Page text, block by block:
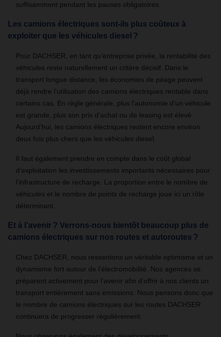
suffisamment pendant les pauses obligatoires.
Les camions électriques sont-ils plus coûteux à
exploiter que les véhicules diesel ?
Pour DACHSER, en tant qu’entreprise privée, la rentabilité des
véhicules reste naturellement un critère décisif. Dans le
transport longue distance, les économies de péage peuvent
déjà rendre l’utilisation des camions électriques rentable dans
certains cas. En règle générale, plus l’autonomie d’un véhicule
est grande, plus son prix d’achat ou de leasing est élevé.
Aujourd’hui, les camions électriques restent encore environ
deux fois plus chers que les véhicules diesel.
Il faut également prendre en compte dans le coût global
d’exploitation les investissements importants nécessaires pour
l’infrastructure de recharge. La proportion entre le nombre de
véhicules et le nombre de points de recharge joue ici un rôle
déterminant.
Et à l’avenir ? Verrons-nous bientôt beaucoup plus de
camions électriques sur nos routes et autoroutes ?
Chez DACHSER, nous ressentons un véritable optimisme et un
dynamisme fort autour de l’électromobilité. Nos agences se
préparent activement pour l’avenir afin d’offrir à nos clients un
transport entièrement sans émissions. Nous pensons donc que
le nombre de camions électriques sur les routes DACHSER
continuera de progresser régulièrement.